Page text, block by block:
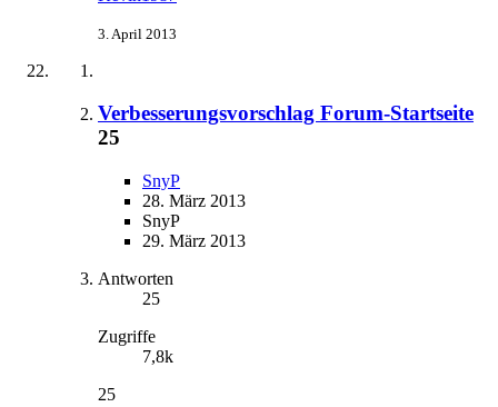
3. April 2013
Verbesserungsvorschlag Forum-Startseite
25
SnyP
28. März 2013
SnyP
29. März 2013
Antworten
25
Zugriffe
7,8k
25